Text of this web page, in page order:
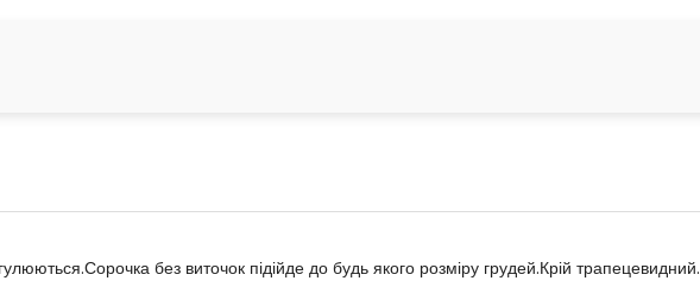
без виточок підійде до будь якого розміру грудей.Крій трапецевидний.